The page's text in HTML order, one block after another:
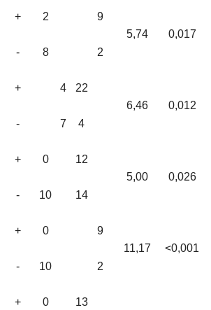
+ 2
9
5,74
0,017
-
8 2
+ 4
22
6,46
0,012
-
7 4
+ 0
12
5,00
0,026
-
10 14
+ 0
9
11,17
<0,001
-
10 2
+ 0 13